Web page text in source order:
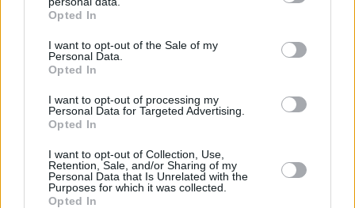
grant or deny consent to Google and its third-party tags to
use your data for below specified purposes in below Google
consent section.
Opted In
I want to opt-out of the Sale of my
Personal Data.
Opted In
I want to opt-out of processing my
Personal Data for Targeted Advertising.
Opted In
I want to opt-out of Collection, Use,
Retention, Sale, and/or Sharing of my
Personal Data that Is Unrelated with the
Purposes for which it was collected.
Opted In
αγέλη λύκων εξηγεί γιατί δεν επενέβη, όταν το